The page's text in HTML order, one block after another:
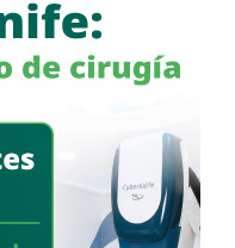
que fue necesaria la
se mencionaba la
y dispositivos
el nivel básico en
recientes manifiestan
se ha